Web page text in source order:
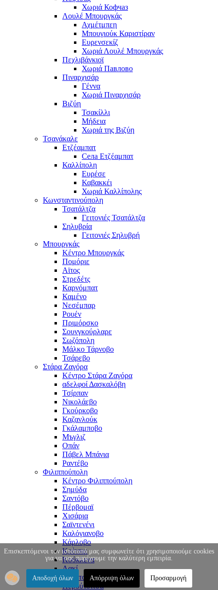
Χωριά Кофчаз
Λουλέ Μπουργκάς
Αχμέτμπεη
Μπουγιούκ Καριστίραν
Ευρενσεκίζ
Χωριά Λουλέ Μπουργκάς
Πεχλιβάνκιοϊ
Χωριά Павлово
Πιναρχισάρ
Γέννα
Χωριά Πιναρχισάρ
Βιζύη
Τσακίλλι
Μήδεια
Χωριά της Βιζύη
Τσανάκαλε
Ετζέαμπατ
Села Ετζέαμπατ
Καλλίπολη
Ευρέσε
Καβακκέι
Χωριά Καλλίπολης
Κωνσταντινούπολη
Τσατάλτζα
Γειτονιές Τσατάλτζα
Σηλυβρία
Γειτονιές Σηλυβρή
Μπουργκάς
Κέντρο Μπουργκάς
Πομόριε
Αϊτος
Στρεδέτς
Καρνόμπατ
Καμένο
Νεσέμπαρ
Ρουέν
Πριμόρσκο
Σουνγκούρλαρε
Σωζόπολη
Μάλκο Τάρνοβο
Τσάρεβο
Στάρα Ζαγόρα
Κέντρο Στάρα Ζαγόρα
αδελφοί Δασκαλόβη
Τσίρπαν
Νικολάεβο
Γκούρκοβο
Καζανλούκ
Γκάλαμποβο
Μъγλιζ
Οπάν
Πάβελ Μπάνια
Ραντέβο
Φιλιππούπολη
Κέντρο Φιλιππούπολη
Σημύδα
Σαντόβο
Πέρβομαϊ
Χισάρια
Σαϊντενένι
Καλόγιανοβο
Κάρλοβο
Κρίτσιμ
Κούκλενα
Λακί
Μαρίτσα
Περούτσιτσα
Επισκεπτόμενοι τον ιστότοπό μας συμφωνείτε ότι χρησιμοποιούμε cookies
για να σας παρέχουμε την καλύτερη εμπειρία.
Αποδοχή όλων Απόρριψη όλων Προσαρμογή